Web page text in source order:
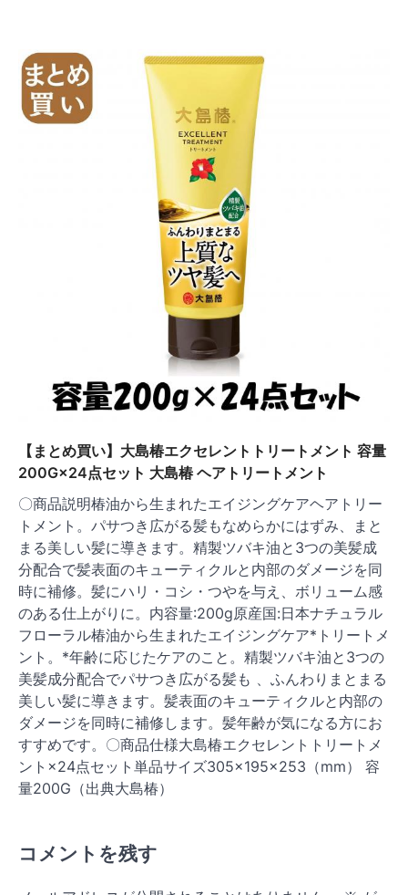
【まとめ買い】大島椿エクセレントトリートメント 容量
200G×24点セット 大島椿 ヘアトリートメント
〇商品説明椿油から生まれたエイジングケアヘアトリー
トメント。パサつき広がる髪もなめらかにはずみ、まと
まる美しい髪に導きます。精製ツバキ油と3つの美髪成
分配合で髪表面のキューティクルと内部のダメージを同
時に補修。髪にハリ・コシ・つやを与え、ボリューム感
のある仕上がりに。内容量:200g原産国:日本ナチュラル
フローラル椿油から生まれたエイジングケア*トリートメ
ント。*年齢に応じたケアのこと。精製ツバキ油と3つの
美髪成分配合でパサつき広がる髪も 、ふんわりまとまる
美しい髪に導きます。髪表面のキューティクルと内部の
ダメージを同時に補修します。髪年齢が気になる方にお
すすめです。〇商品仕様大島椿エクセレントトリートメ
ント×24点セット単品サイズ305×195×253（mm） 容
量200G（出典大島椿）
コメントを残す